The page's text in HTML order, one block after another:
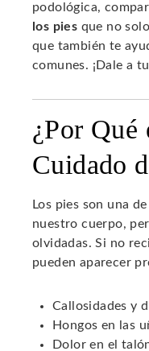
podológica,
los pies que no
que también te
comunes. ¡Dale a
¿Por Qué
Cuidado
Los pies son una
nuestro cuerpo,
olvidadas. Si no
pueden aparecer
Callosidades y
Hongos en las
Dolor en el